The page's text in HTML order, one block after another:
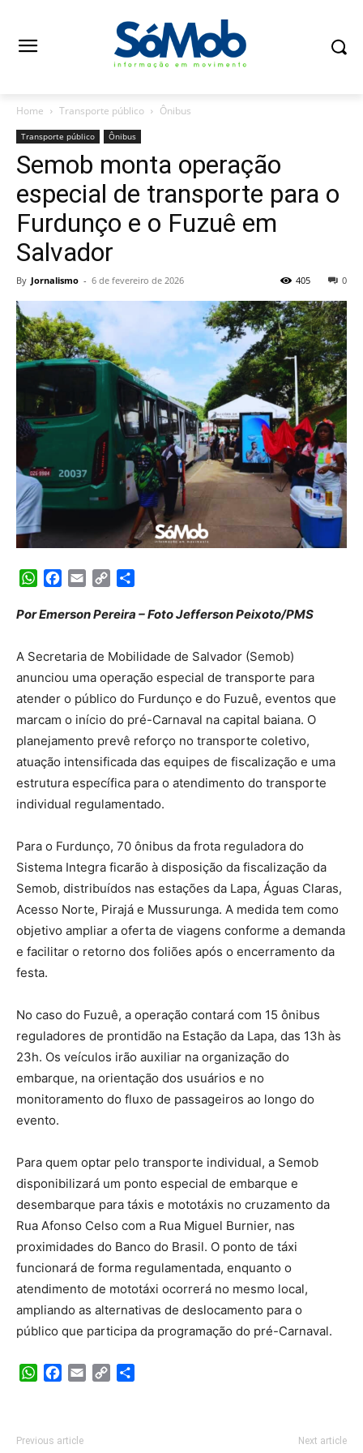
Home Transporte público Ônibus
Transporte público Ônibus
Semob monta operação
especial de transporte para o
Furdunço e o Fuzuê em
Salvador
By Jornalismo - 6 de fevereiro de 2026 0
405
WhatsApp
Facebook
Email Copy
Por Emerson Pereira – Foto Jefferson Peixoto/PMS
A Secretaria de Mobilidade de Salvador (Semob)
anunciou uma operação especial de transporte para
atender o público do Furdunço e do Fuzuê, eventos que
marcam o início do pré-Carnaval na capital baiana. O
planejamento prevê reforço no transporte coletivo,
atuação intensificada das equipes de fiscalização e uma
estrutura específica para o atendimento do transporte
individual regulamentado.
Para o Furdunço, 70 ônibus da frota reguladora do
Sistema Integra ficarão à disposição da fiscalização da
Semob, distribuídos nas estações da Lapa, Águas Claras,
Acesso Norte, Pirajá e Mussurunga. A medida tem como
objetivo ampliar a oferta de viagens conforme a demanda
e facilitar o retorno dos foliões após o encerramento da
festa.
No caso do Fuzuê, a operação contará com 15 ônibus
reguladores de prontidão na Estação da Lapa, das 13h às
23h. Os veículos irão auxiliar na organização do
embarque, na orientação dos usuários e no
monitoramento do fluxo de passageiros ao longo do
evento.
Para quem optar pelo transporte individual, a Semob
disponibilizará um ponto especial de embarque e
desembarque para táxis e mototáxis no cruzamento da
Rua Afonso Celso com a Rua Miguel Burnier, nas
proximidades do Banco do Brasil. O ponto de táxi
funcionará de forma regulamentada, enquanto o
atendimento de mototáxi ocorrerá no mesmo local,
ampliando as alternativas de deslocamento para o
público que participa da programação do pré-Carnaval.
WhatsApp
Facebook
Email Copy
Previous article Next article